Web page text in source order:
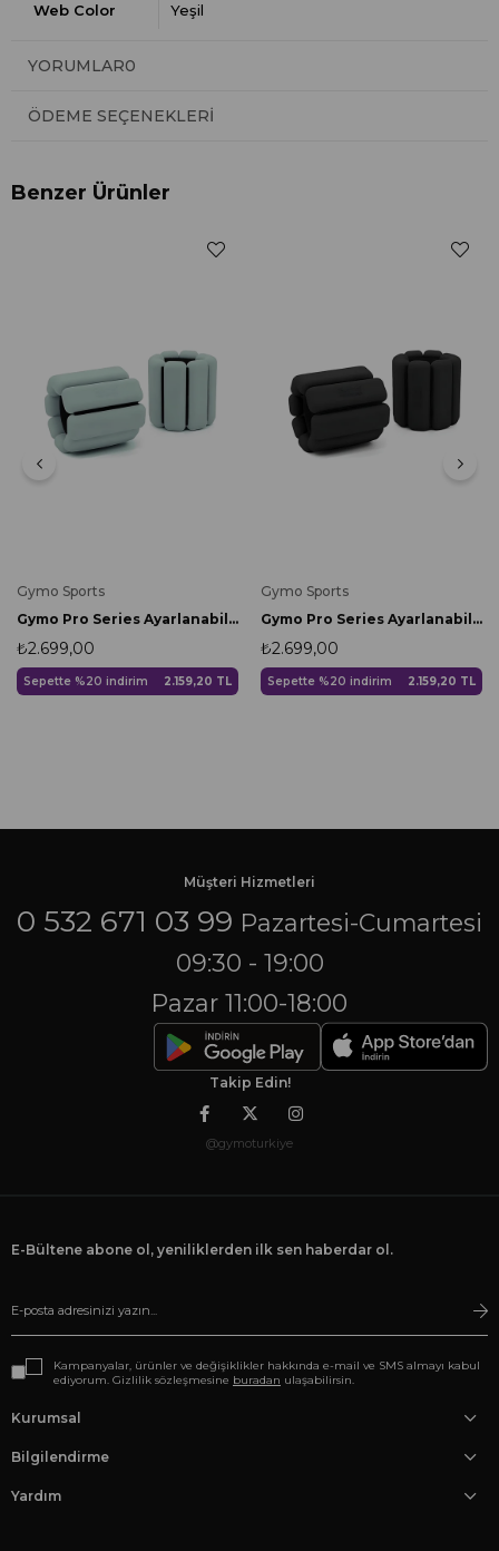
Web Color Yeşil
YORUMLAR0
ÖDEME SEÇENEKLERI
Benzer Ürünler
Gymo Sports
Gymo Pro Series Ayarlanabilir Silikon Bilek Ağırlığı 2x1kg Nane Yeşili
₺2.699,00
Sepette %20 indirim 2.159,20 TL
Gymo Sports
Gymo Pro Series Ayarlanabilir Silikon Bilek Ağırlığı 2x1kg Siyah
₺2.699,00
Sepette %20 indirim 2.159,20 TL
Müşteri Hizmetleri
0 532 671 03 99 Pazartesi-Cumartesi
09:30 - 19:00
Pazar 11:00-18:00
Takip Edin!
@gymoturkiye
E-Bültene abone ol, yeniliklerden ilk sen haberdar ol.
Kampanyalar, ürünler ve değişiklikler hakkında e-mail ve SMS almayı kabul
ediyorum. Gizlilik sözleşmesine buradan ulaşabilirsin.
Kurumsal
Bilgilendirme
Yardım